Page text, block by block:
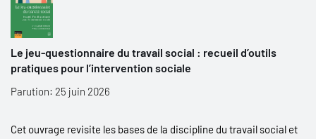
Le jeu-questionnaire du travail social : recueil d’outils
pratiques pour l’intervention sociale
Parution: 25 juin 2026
Cet ouvrage revisite les bases de la discipline du travail social et